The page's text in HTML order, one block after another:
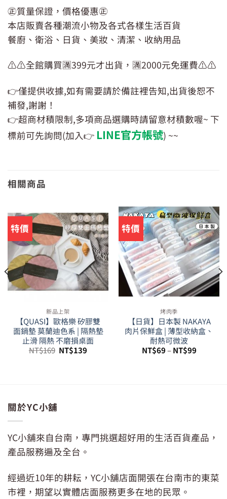
㊣質量保證，價格優惠㊣
本店販賣各種潮流小物及各式各樣生活百貨
餐廚、衛浴、日貨、美妝、清潔、收納用品
⚠️⚠️全館購買🈵399元才出貨，🈵2000元免運費⚠️⚠️
👉僅提供收據,如有需要請於備註裡告知,出貨後恕不
補發,謝謝！
👉超商材積限制,多項商品選購時請留意材積數喔~ 下
標前可先詢問(加入👉 LINE官方帳號) ~~
相關商品
特價
新品上架
【QUASI】歐格樂 矽膠雙
面鍋墊 莫蘭迪色系 | 隔熱墊
止滑 隔熱 不磨損桌面
NT$169 原
始
NT$139
特價
烤肉季
【日貨】日本製 NAKAYA
肉片保鮮盒 | 薄型收納盒、
耐熱可微波
NT$69–NT$99
關於YC小舖
YC小舖來自台南，專門挑選超好用的生活百貨產品，
產品服務遍及全台。
經過近10年的耕耘，YC小舖店面開張在台南市的東菜
市裡，期望以實體店面服務更多在地的民眾。